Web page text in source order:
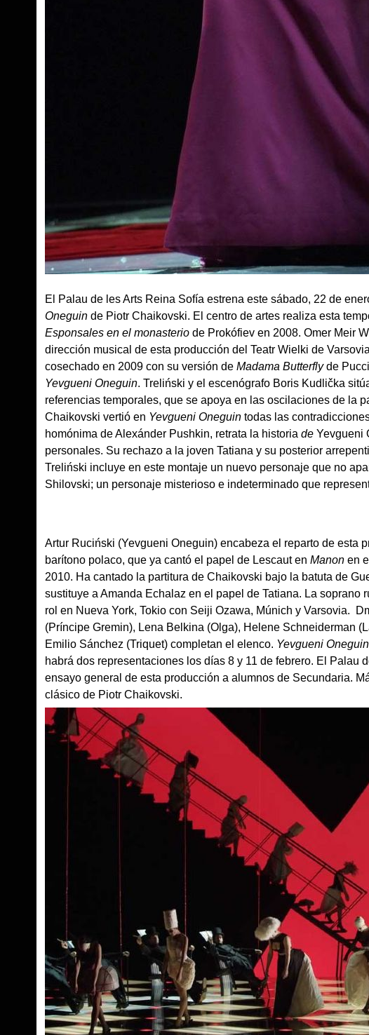
El Palau de les Arts Reina Sofía estrena este sábado, 22 de
Oneguin de Piotr Chaikovski. El centro de artes realiza esta
Esponsales en el monasteriode Prokófiev en 2008. Omer Meir
dirección musical de esta producción del Teatr Wielki de
cosechado en 2009 con su versión deMadama Butterflyde
Yevgueni Oneguin. Treliński y el escenógrafo Boris Kudlička
referencias temporales, que se apoya en las oscilaciones de la
Chaikovski vertió en Yevgueni Oneguintodas las
homónima de Alexánder Pushkin, retrata la historiadeYevgueni
personales. Su rechazo a la joven Tatiana y su posterior
Treliński incluye en este montaje un nuevo personaje que no
Shilovski; un personaje misterioso e indeterminado que
Artur Ruciński (Yevgueni Oneguin) encabeza el reparto de esta
barítono polaco, que ya cantó el papel de Lescaut enManon en
2010. Ha cantado la partitura de Chaikovski bajo la batuta de
sustituye a Amanda Echalaz en el papel de Tatiana. La
rol en Nueva York, Tokio con Seiji Ozawa, Múnich y Varsovia.
(Príncipe Gremin), Lena Belkina (Olga), Helene Schneiderman
Emilio Sánchez (Triquet) completan el elenco. Yevgueni Oneguin
habrá dos representaciones los días 8 y 11 de febrero. El Palau
ensayo general de esta producción a alumnos de Secundaria.
clásico de Piotr Chaikovski.